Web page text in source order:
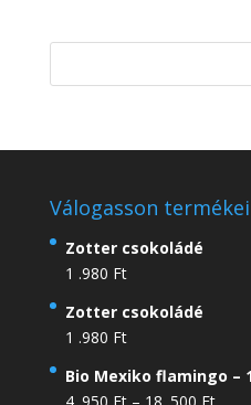
Válogasson
Zotter csokoládé
1 .980 Ft
Zotter csokoládé
1 .980 Ft
Bio Mexiko flamingo –
4 .950 Ft – 18 .500 Ft